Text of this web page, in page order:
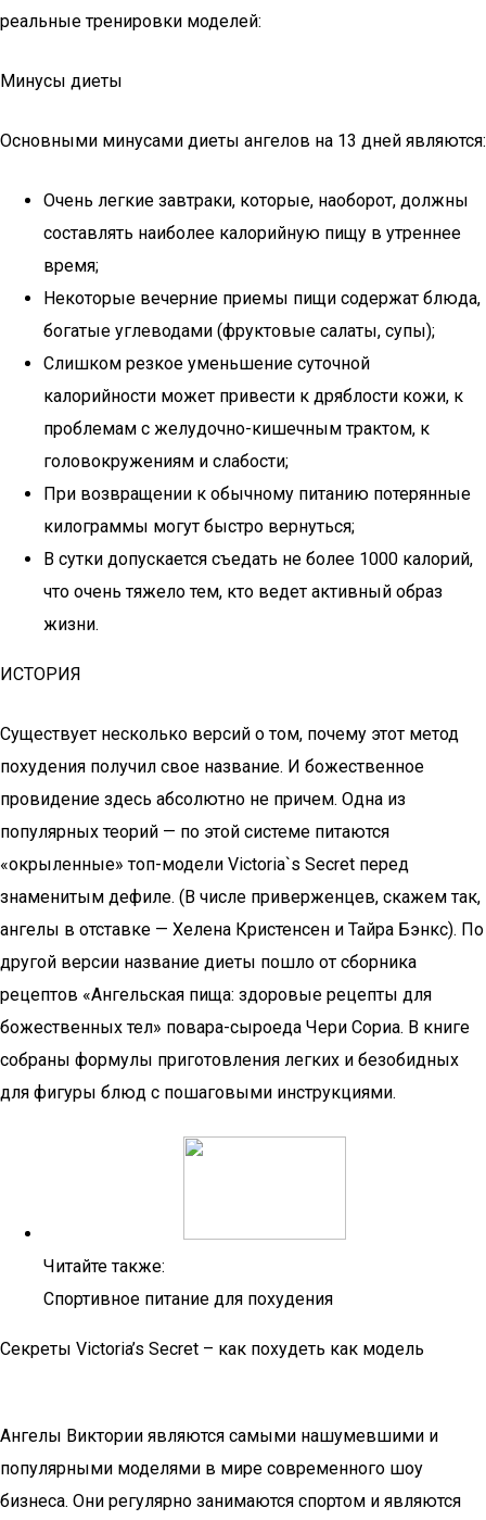
реальные тренировки моделей:
Минусы диеты
Основными минусами диеты ангелов на 13 дней являются:
Очень легкие завтраки, которые, наоборот, должны
составлять наиболее калорийную пищу в утреннее
время;
Некоторые вечерние приемы пищи содержат блюда,
богатые углеводами (фруктовые салаты, супы);
Слишком резкое уменьшение суточной
калорийности может привести к дряблости кожи, к
проблемам с желудочно-кишечным трактом, к
головокружениям и слабости;
При возвращении к обычному питанию потерянные
килограммы могут быстро вернуться;
В сутки допускается съедать не более 1000 калорий,
что очень тяжело тем, кто ведет активный образ
жизни.
ИСТОРИЯ
Существует несколько версий о том, почему этот метод
похудения получил свое название. И божественное
провидение здесь абсолютно не причем. Одна из
популярных теорий — по этой системе питаются
«окрыленные» топ-модели Victoria`s Secret перед
знаменитым дефиле. (В числе приверженцев, скажем так,
ангелы в отставке — Хелена Кристенсен и Тайра Бэнкс). По
другой версии название диеты пошло от сборника
рецептов «Ангельская пища: здоровые рецепты для
божественных тел» повара-сыроеда Чери Сориа. В книге
собраны формулы приготовления легких и безобидных
для фигуры блюд с пошаговыми инструкциями.
Читайте также:
Спортивное питание для похудения
Секреты Victoria’s Secret – как похудеть как модель
Ангелы Виктории являются самыми нашумевшими и
популярными моделями в мире современного шоу
бизнеса. Они регулярно занимаются спортом и являются